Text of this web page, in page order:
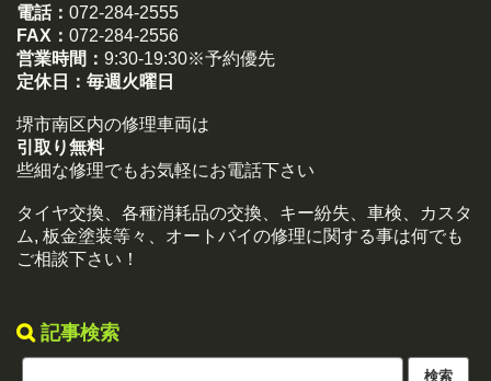
電話： 072-284-2555
FAX： 072-284-2556
営業時間： 9:30-19:30※予約優先
定休日： 毎週火曜日
堺市南区内の修理車両は
引取り無料
些細な修理でもお気軽にお電話下さい
タイヤ交換、各種消耗品の交換、キー紛失、車検、カスタ
ム, 板金塗装等々、オートバイの修理に関する事は何でも
ご相談下さい！
記事検索